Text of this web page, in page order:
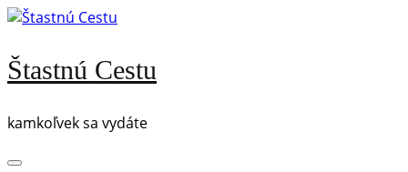
Skip
content
(Press
Štastnú Cestu
kamkoľvek sa vydáte